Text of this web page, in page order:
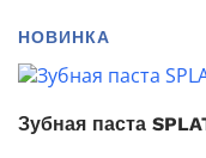
НОВИНКА
Зубная паста